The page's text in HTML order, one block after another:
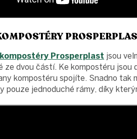
Prosperplast jsou
ze dvou částí. Ke kompostéru
kompostéru spojíte. Snadno tak
pouze jednoduché rámy, díky